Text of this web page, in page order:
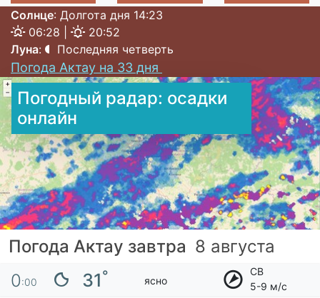
Солнце: Долгота дня 14:23
06:28 |
20:52
Луна: Последняя четверть
Погода Актау на 33 дня
Погодный радар: осадки
онлайн
Погода Актау завтра 8 августа
0:00 31° ясно
СВ
5-9 м/с